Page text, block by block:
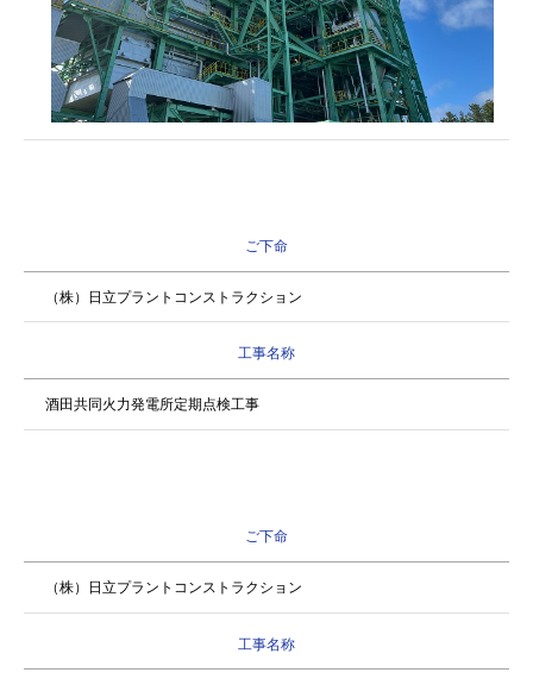
ご下命
（株）日立プラントコンストラクション
工事名称
酒田共同火力発電所定期点検工事
ご下命
（株）日立プラントコンストラクション
工事名称